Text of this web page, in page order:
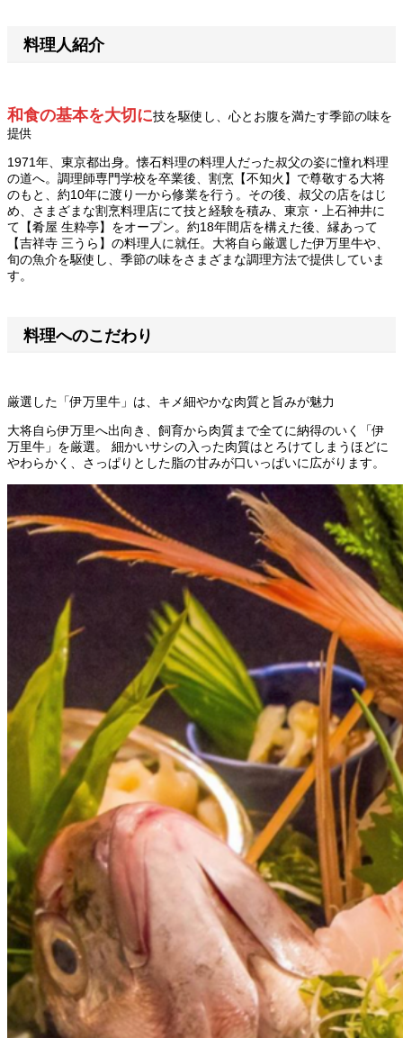
料理人紹介
和食の基本を大切に技を駆使し、心とお腹を満たす季節の味を
提供
1971年、東京都出身。懐石料理の料理人だった叔父の姿に憧れ料理
の道へ。調理師専門学校を卒業後、割烹【不知火】で尊敬する大将
のもと、約10年に渡り一から修業を行う。その後、叔父の店をはじ
め、さまざまな割烹料理店にて技と経験を積み、東京・上石神井に
て【肴屋 生粋亭】をオープン。約18年間店を構えた後、縁あって
【吉祥寺 三うら】の料理人に就任。大将自ら厳選した伊万里牛や、
旬の魚介を駆使し、季節の味をさまざまな調理方法で提供していま
す。
料理へのこだわり
厳選した「伊万里牛」は、キメ細やかな肉質と旨みが魅力
大将自ら伊万里へ出向き、飼育から肉質まで全てに納得のいく「伊
万里牛」を厳選。 細かいサシの入った肉質はとろけてしまうほどに
やわらかく、さっぱりとした脂の甘みが口いっぱいに広がります。